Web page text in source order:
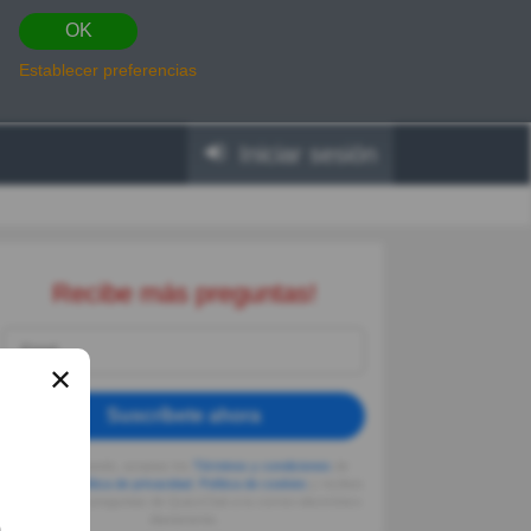
OK
Establecer preferencias
Iniciar sesión
Recibe más preguntas!
Suscríbete ahora
Política de privacidad
✕